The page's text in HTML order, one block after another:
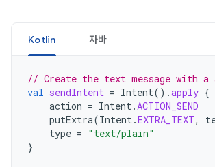
Kotlin 자바
// Create the text message with
val sendIntent = Intent().apply {
action = Intent.ACTION_SEND
putExtra(Intent.EXTRA_TEXT,
type = "text/plain"
}